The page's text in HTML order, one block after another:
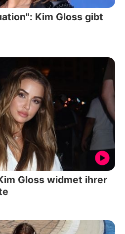
Kim Gloss gibt
Gloss widmet ihrer